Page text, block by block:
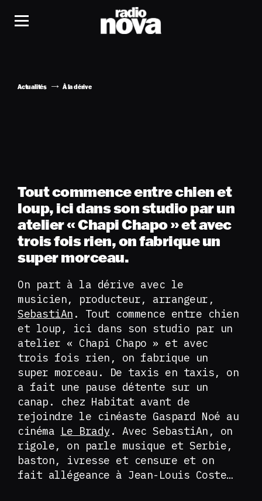
Actualités À la dérive
Tout commence entre chien et
loup, ici dans son studio par un
atelier « Chapi Chapo » et avec
trois fois rien, on fabrique un
super morceau.
On part à la dérive avec le
musicien, producteur, arrangeur,
SebastiAn . Tout commence entre chien
et loup, ici dans son studio par un
atelier « Chapi Chapo » et avec
trois fois rien, on fabrique un
super morceau. De taxis en taxis, on
a fait une pause détente sur un
canap. chez Habitat avant de
rejoindre le cinéaste Gaspard Noé au
cinéma Le Brady. Avec SebastiAn, on
rigole, on parle musique et Serbie,
baston, ivresse et censure et on
fait allégeance à Jean-Louis Coste…